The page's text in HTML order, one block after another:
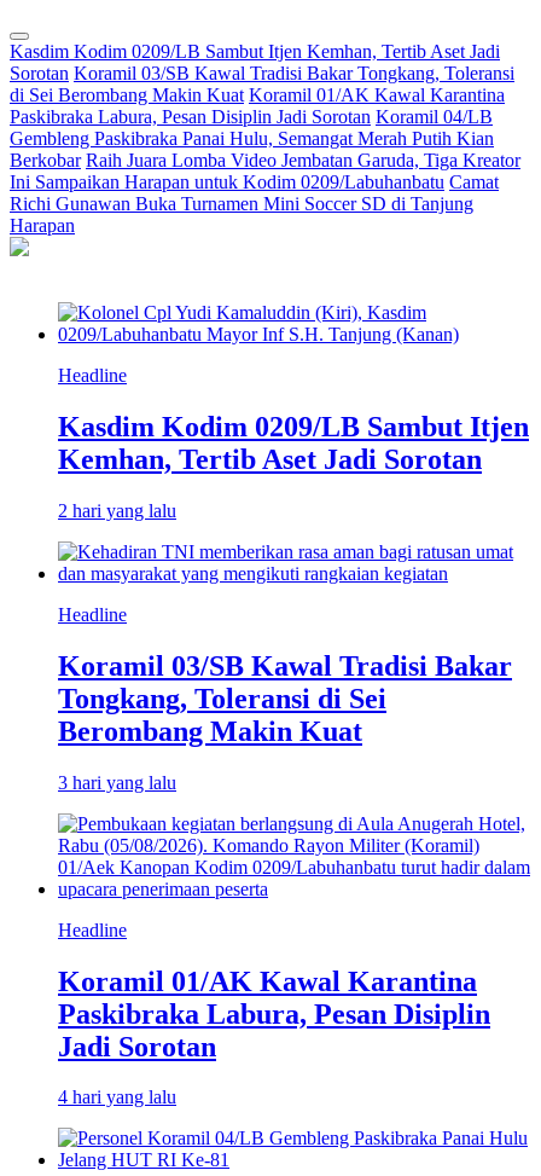
Kasdim Kodim 0209/LB Sambut Itjen Kemhan, Tertib Aset Jadi
Sorotan Koramil 03/SB Kawal Tradisi Bakar Tongkang, Toleransi
di Sei Berombang Makin Kuat Koramil 01/AK Kawal Karantina
Paskibraka Labura, Pesan Disiplin Jadi Sorotan Koramil 04/LB
Gembleng Paskibraka Panai Hulu, Semangat Merah Putih Kian
Berkobar Raih Juara Lomba Video Jembatan Garuda, Tiga Kreator
Ini Sampaikan Harapan untuk Kodim 0209/Labuhanbatu Camat
Richi Gunawan Buka Turnamen Mini Soccer SD di Tanjung
Harapan
Headline
Kasdim Kodim 0209/LB Sambut Itjen
Kemhan, Tertib Aset Jadi Sorotan
2 hari yang lalu
Headline
Koramil 03/SB Kawal Tradisi Bakar
Tongkang, Toleransi di Sei
Berombang Makin Kuat
3 hari yang lalu
Headline
Koramil 01/AK Kawal Karantina
Paskibraka Labura, Pesan Disiplin
Jadi Sorotan
4 hari yang lalu